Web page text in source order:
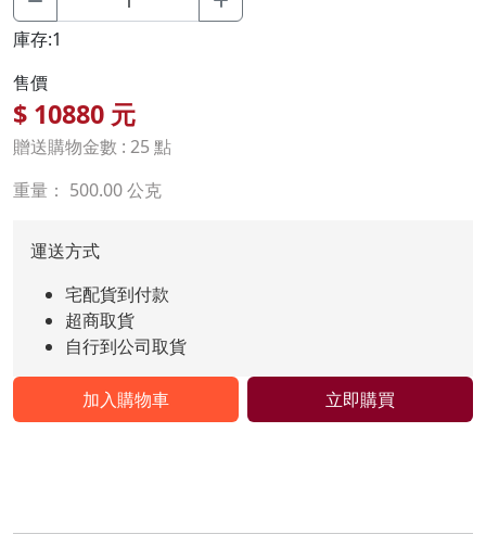
庫存:1
售價
$ 10880 元
贈送購物金數 : 25 點
重量： 500.00 公克
運送方式
宅配貨到付款
超商取貨
自行到公司取貨
加入購物車 立即購買